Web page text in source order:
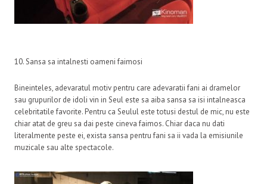
10. Sansa sa intalnesti oameni faimosi
Bineinteles, adevaratul motiv pentru care adevaratii fani ai dramelor
sau grupurilor de idoli vin in Seul este sa aiba sansa sa isi intalneasca
celebritatile favorite. Pentru ca Seulul este totusi destul de mic, nu este
chiar atat de greu sa dai peste cineva faimos. Chiar daca nu dati
literalmente peste ei, exista sansa pentru fani sa ii vada la emisiunile
muzicale sau alte spectacole.